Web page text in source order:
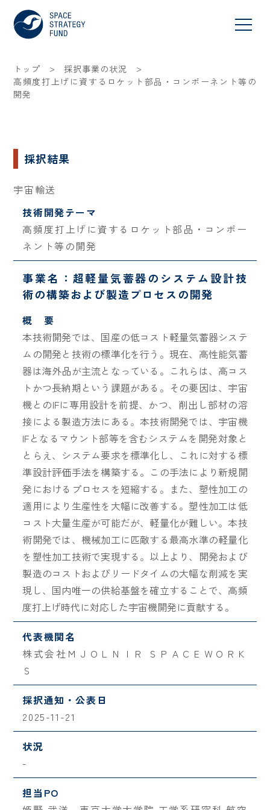
トップ > 採択事業の状況 >
高頻度打上げに資するロケット部品・コンポーネント等の
開発
採択結果
宇宙輸送
技術開発テーマ
高頻度打上げに資するロケット部品・コンポー
ネント等の開発
事業名：超軽量気蓄器のシステム設計技
術の構築および製造プロセスの開発
概 要
本技術開発では、国産の低コスト軽量気蓄器システ
ムの開発と技術の標準化を行う。現在、高性能気蓄
器は海外品が主流となっている。これらは、高コス
トかつ長納期という課題がある。その要因は、宇宙
機とのIFに専用設計を前提、かつ、削出し部材の溶
接による製造方法にある。本技術開発では、宇宙機
IFとなるマウント部等を含むシステムを開発対象と
とらえ、システム要求を標準化し、これに対する標
準設計評価手法を構築する。この手法により新規開
発におけるプロセスを短縮する。また、塑性加工の
適用により生産性を大幅に改善する。塑性加工は低
コスト大量生産が可能だが、軽量化が難しい。本技
術開発では、機械加工に匹敵する最高水準の軽量化
を塑性加工技術で実現する。以上より、開発および
製造のコストおよびリードタイムの大幅な削減を実
現し、国内唯一の供給基盤を確立することで、高頻
度打上げ時代に対応した宇宙機開発に貢献する。
代表機関名
株式会社ＭＪＯＬＮＩＲ ＳＰＡＣＥＷＯＲＫ
Ｓ
採択通知・公表日
2025-11-21
状況
-
担当PO